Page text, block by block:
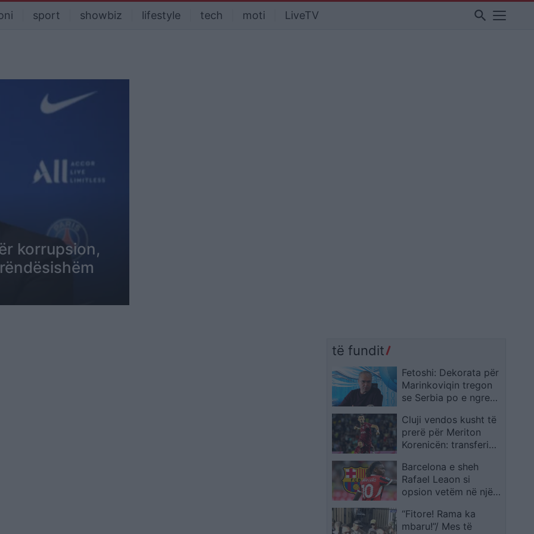
sport showbiz lifestyle tech moti LiveTV search
korrupsion,
të fundit
Fetoshi: Dekorata për
Marinkoviqin tregon
se Serbia po e ngre
Cluji vendos kusht të
prerë për Meriton
Korenicën: transferimi
euro
Barcelona e sheh
Rafael Leaon si
opsion vetëm në një
“Fitore! Rama ka
mbaru!”/ Mes të